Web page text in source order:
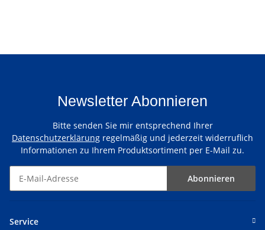
Newsletter Abonnieren
Bitte senden Sie mir entsprechend Ihrer
Datenschutzerklärung regelmäßig und jederzeit widerruflich
Informationen zu Ihrem Produktsortiment per E-Mail zu.
Abonnieren
Service